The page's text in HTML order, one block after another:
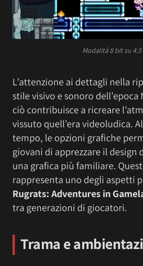
Modalità 8 bit su 4:3
L’attenzione ai dettagli nella
stile visivo e sonoro dell’epoca
ciò contribuisce a ricreare
vissuto quell’era videoludica.
tempo, le opzioni grafiche
giovani di apprezzare il design
una grafica più familiare.
rappresenta uno degli aspetti
Rugrats: Adventures in
tra generazioni di giocatori.
Trama e